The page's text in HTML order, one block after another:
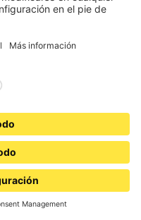
al 100%
25 mm)